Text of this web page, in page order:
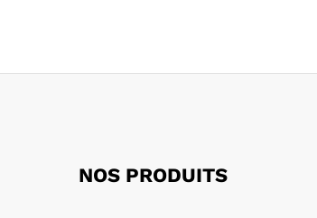
NOS PRODUITS